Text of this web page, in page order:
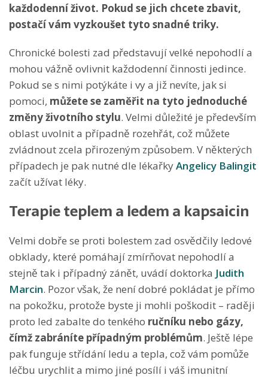
každodenní život. Pokud se jich chcete zbavit,
postačí vám vyzkoušet tyto snadné triky.
Chronické bolesti zad představují velké nepohodlí a
mohou vážně ovlivnit každodenní činnosti jedince.
Pokud se s nimi potýkáte i vy a již nevíte, jak si
pomoci, můžete se zaměřit na tyto jednoduché
změny životního stylu. Velmi důležité je především
oblast uvolnit a případně rozehřát, což můžete
zvládnout zcela přirozeným způsobem. V některých
případech je pak nutné dle lékařkyAngelicy Balingit
začít užívat léky.
Terapie teplem a ledem a kapsaicin
Velmi dobře se proti bolestem zad osvědčily ledové
obklady, které pomáhají zmírňovat nepohodlí a
stejně tak i případný zánět, uvádí doktorka Judith
Marcin. Pozor však, že není dobré pokládat je přímo
na pokožku, protože byste ji mohli poškodit – raději
proto led zabalte do tenkého ručníku nebo gázy,
čímž zabráníte případným problémům. Ještě lépe
pak funguje střídání ledu a tepla, což vám pomůže
léčbu urychlit a mimo jiné posílí i váš imunitní